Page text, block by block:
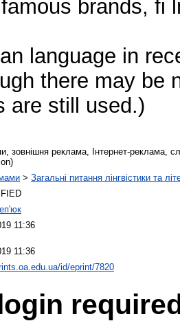
brands, fi
language in
there may be
are still used.)
зовнішня реклама, Інтернет-реклама,
> Загальні питання лінгвістики та
11:36
11:36
id/eprint/7820